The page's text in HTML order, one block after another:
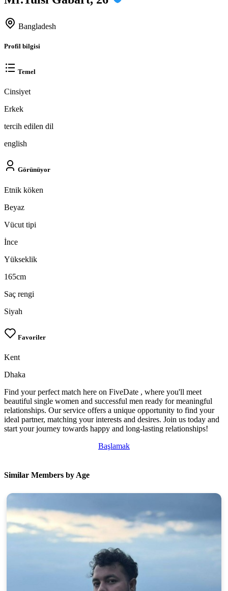
Bangladesh
Profil bilgisi
Temel
Cinsiyet
Erkek
tercih edilen dil
english
Görünüyor
Etnik köken
Beyaz
Vücut tipi
İnce
Yükseklik
165cm
Saç rengi
Siyah
Favoriler
Kent
Dhaka
Find your perfect match here on FiveDate , where you'll meet
beautiful single women and successful men ready for meaningful
relationships. Our service offers a unique opportunity to find your
ideal partner, matching your interests and desires. Join us today and
start your journey towards happy and long-lasting relationships!
Başlamak
Similar Members by Age